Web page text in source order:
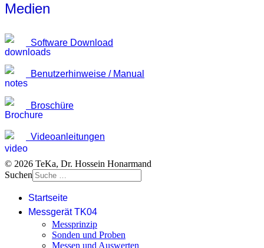
Medien
Software Download
Benutzerhinweise / Manual
Broschüre
Videoanleitungen
© 2026 TeKa, Dr. Hossein Honarmand
Suchen
Startseite
Messgerät TK04
Messprinzip
Sonden und Proben
Messen und Auswerten